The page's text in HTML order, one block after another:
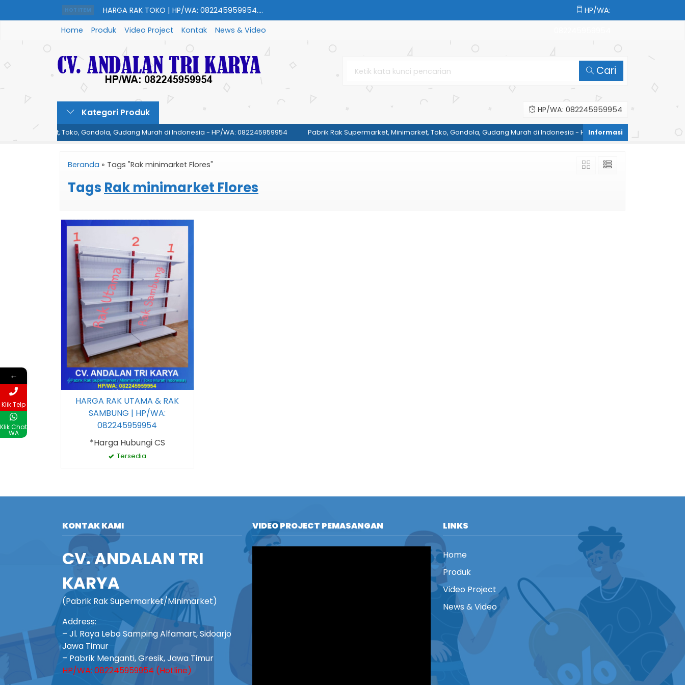
HOT ITEM HARGA RAK TOKO | HP/WA: 082245959954....
HARGA RAK UTAMA & RAK SAMBUNG | HP/WA:
08224595995....
HARGA RAK SUPERMARKET/MINIMARKET | HP/WA:
08224595....
HARGA MEJA KASIR | HP/WA: 082245959954....
HP/WA:
Home Produk Video Project Kontak News & Video
Cari
Kategori Produk HP/WA: 082245959954
Minimarket, Toko, Gondola, Gudang Murah di Indonesia - HP/WA: 082245959954 Pabrik Rak Supermarket, Minimarket, Toko, Gondola, Gudang Murah di Indonesia - HP/WA: 082245959954
Beranda » Tags "Rak minimarket Flores"
Tags Rak minimarket Flores
HARGA RAK UTAMA & RAK
SAMBUNG | HP/WA:
082245959954
*Harga Hubungi CS
Tersedia
KONTAK KAMI
CV. ANDALAN TRI
KARYA
(Pabrik Rak Supermarket/Minimarket)
Address:
– Jl. Raya Lebo Samping Alfamart, Sidoarjo
Jawa Timur
– Pabrik Menganti, Gresik, Jawa Timur
HP/WA: 082245959954 (Hotline)
VIDEO PROJECT PEMASANGAN LINKS
Home
Produk
Video Project
News & Video
←
Klik Telp
Klik Chat
WA